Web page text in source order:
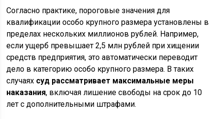
Согласно практике, пороговые значения для
квалификации особо крупного размера установлены в
пределах нескольких миллионов рублей. Например,
если ущерб превышает 2,5 млн рублей при хищении
средств предприятия, это автоматически переводит
дело в категорию особо крупного размера. В таких
случаях суд рассматривает максимальные меры
наказания, включая лишение свободы на срок до 10
лет с дополнительными штрафами.